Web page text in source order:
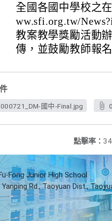
全國各國中學校之
ww.sfi.org.tw/
教案教學獎勵活動
傳，並鼓勵教師報
國中-Final.jpg
點擊率：
Fong Junior High School
Yanping Rd., Taoyuan Dist.,